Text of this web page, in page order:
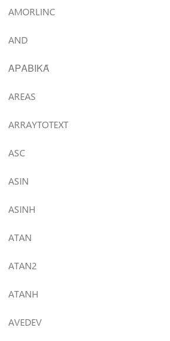
AMORLINC
AND
ΑΡΑΒΙΚΆ
AREAS
ARRAYTOTEXT
ASC
ASIN
ASINH
ATAN
ATAN2
ATANH
AVEDEV